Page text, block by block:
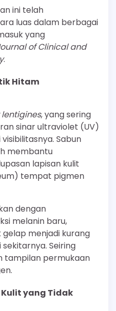
ini telah
luas dalam berbagai
yang
of Clinical and
.
Hitam
, yang sering
sinar ultraviolet (UV)
Sabun
membantu
lapisan kulit
tempat pigmen
dengan
melanin baru,
menjadi kurang
Seiring
tampilan permukaan
yang Tidak